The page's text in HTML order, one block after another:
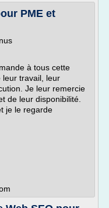
PME et
à tous cette
leur travail, leur
Je leur remercie
de leur disponibilité.
je le regarde